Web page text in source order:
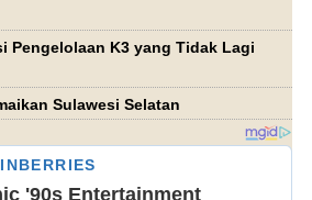
Pengelolaan K3 yang Tidak Lagi
Sulawesi Selatan